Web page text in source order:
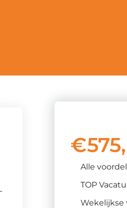
€
Alle
TOP
Wekelijkse